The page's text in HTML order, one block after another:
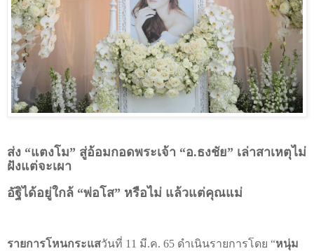
ส่ง “แตงโม” สู่อ้อมกอดพระเจ้า “อ.ธงชัย” เล่าสาเหตุไม่
ฝังแต่จะเผา
อัฐิได้อยู่ใกล้ “พ่อโส” หรือไม่ แล้วแต่คุณแม่
รายการโหนกระแสวันที่ 11 มี.ค. 65 ดำเนินรายการโดย “หนุ่ม